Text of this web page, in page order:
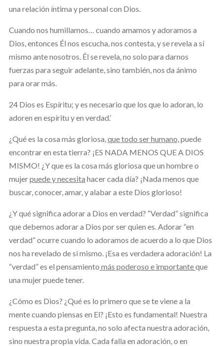
una relación íntima y personal con Dios.
Cuando nos humillamos… cuando amamos y adoramos a
Dios, entonces Él nos escucha, nos contesta, y se revela a sí
mismo ante nosotros. Él se revela, no solo para darnos
fuerzas para seguir adelante, sino también, nos da ánimo
para orar más.
24 Dios es Espíritu; y es necesario que los que lo adoran, lo
adoren en espíritu y en verdad.’
¿Qué es la cosa más gloriosa,que todo ser humano,puede
encontrar en esta tierra? ¡ES NADA MENOS QUE A DIOS
MISMO! ¿Y que es la cosa más gloriosa que un hombre o
mujerpuede y necesita hacer cada día? ¡Nada menos que
buscar, conocer, amar, y alabar a este Dios glorioso!
¿Y qué significa adorar a Dios en verdad? “Verdad” significa
que debemos adorar a Dios por ser quien es. Adorar “en
verdad” ocurre cuando lo adoramos de acuerdo a lo que Dios
nos ha revelado de sí mismo. ¡Esa es verdadera adoración! La
“verdad” es el pensamiento más poderoso e importanteque
una mujer puede tener.
¿Cómo es Dios? ¿Qué es lo primero que se te viene a la
mente cuando piensas en El? ¡Esto es fundamental! Nuestra
respuesta a esta pregunta, no solo afecta nuestra adoración,
sino nuestra propia vida. Cada falla en adoración, o en